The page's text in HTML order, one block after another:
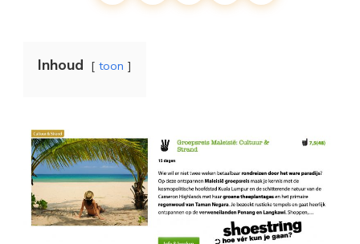
Inhoud toon